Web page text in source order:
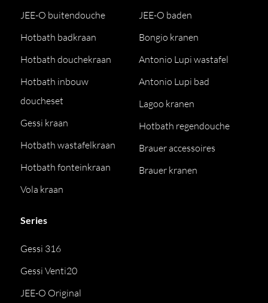
JEE-O buitendouche
Hotbath badkraan
Hotbath douchekraan
Hotbath inbouw
doucheset
Gessi kraan
Hotbath wastafelkraan
Hotbath fonteinkraan
Vola kraan
JEE-O baden
Bongio kranen
Antonio Lupi wastafel
Antonio Lupi bad
Lagoo kranen
Hotbath regendouche
Brauer accessoires
Brauer kranen
Series
Gessi 316
Gessi Venti20
JEE-O Original